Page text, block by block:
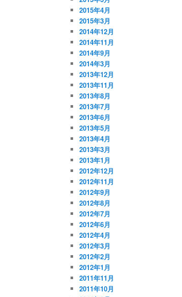
2015年4月
2015年3月
2014年12月
2014年11月
2014年9月
2014年3月
2013年12月
2013年11月
2013年8月
2013年7月
2013年6月
2013年5月
2013年4月
2013年3月
2013年1月
2012年12月
2012年11月
2012年9月
2012年8月
2012年7月
2012年6月
2012年4月
2012年3月
2012年2月
2012年1月
2011年11月
2011年10月